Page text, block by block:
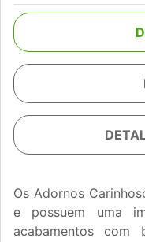
Os Adornos
e possuem uma
acabamentos